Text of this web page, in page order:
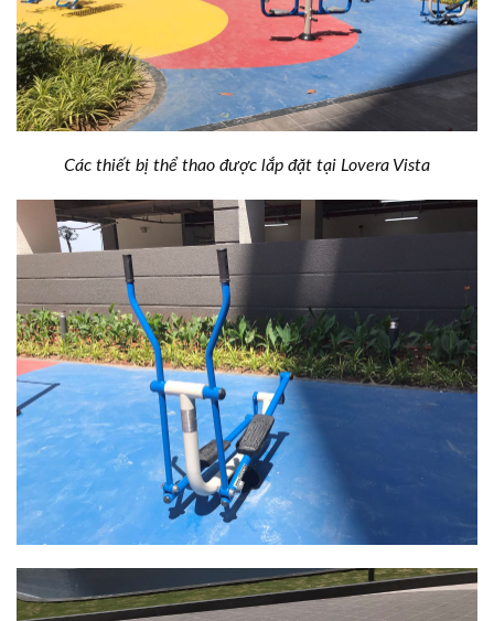
Các thiết bị thể thao được lắp đặt tại Lovera Vista